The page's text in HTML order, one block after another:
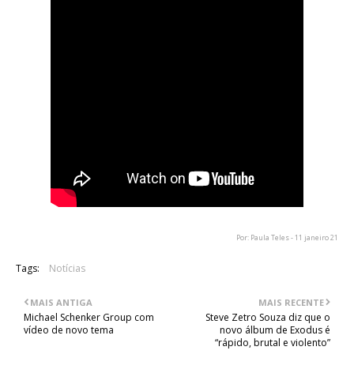
Por: Paula Teles - 11 janeiro 21
Tags: Notícias
MAIS RECENTE
Steve Zetro Souza diz que o
novo álbum de Exodus é
“rápido, brutal e violento”
MAIS ANTIGA
Michael Schenker Group com
vídeo de novo tema